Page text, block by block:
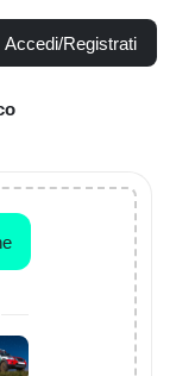
Accedi/Registrati